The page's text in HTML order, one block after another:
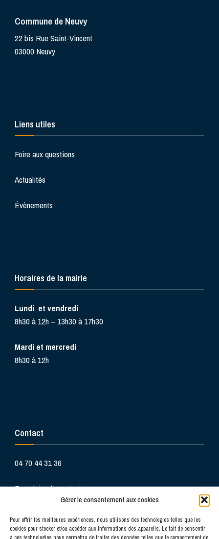
Gérer le consentement aux cookies
Pour offrir les meilleures expériences, nous utilisons des technologies telles que les
cookies pour stocker et/ou accéder aux informations des appareils. Le fait de consentir
Commune de Neuvy
22 bis Rue Saint-Vincent
03000 Neuvy
Liens utiles
Foire aux questions
Actualités
Évènements
Horaires de la mairie
Lundi et vendredi
8h30 à 12h – 13h30 à 17h30
Mardi et mercredi
8h30 à 12h
Contact
04 70 44 31 36
Formulaire de contact